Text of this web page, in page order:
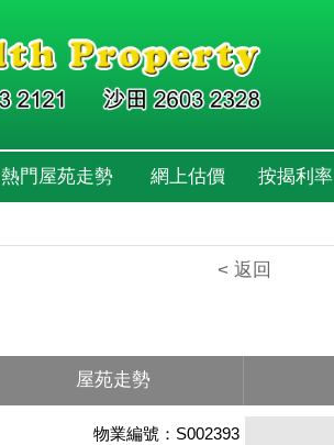
熱門屋苑走勢 網上估價 按揭利率
< 返回
屋苑走勢
物業編號：S002393